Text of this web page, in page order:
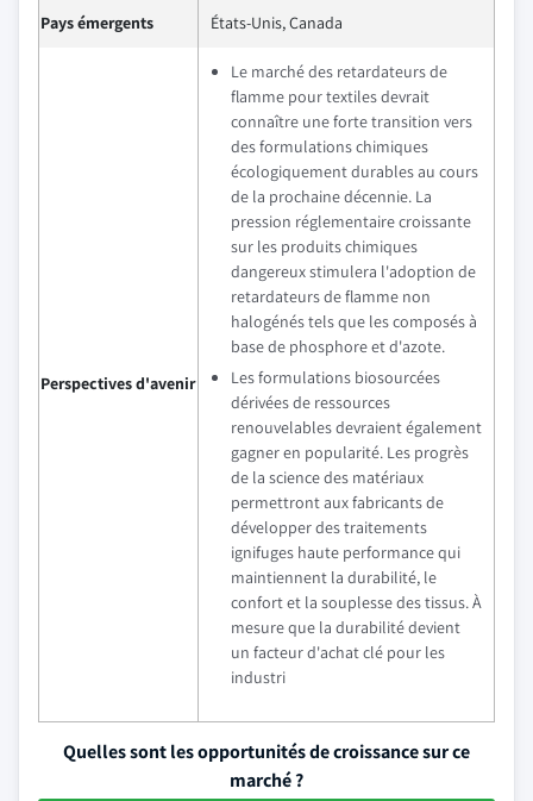
Pays émergents États-Unis, Canada
Perspectives d'avenir
Le marché des retardateurs de
flamme pour textiles devrait
connaître une forte transition vers
des formulations chimiques
écologiquement durables au cours
de la prochaine décennie. La
pression réglementaire croissante
sur les produits chimiques
dangereux stimulera l'adoption de
retardateurs de flamme non
halogénés tels que les composés à
base de phosphore et d'azote.
Les formulations biosourcées
dérivées de ressources
renouvelables devraient également
gagner en popularité. Les progrès
de la science des matériaux
permettront aux fabricants de
développer des traitements
ignifuges haute performance qui
maintiennent la durabilité, le
confort et la souplesse des tissus. À
mesure que la durabilité devient
un facteur d'achat clé pour les
industri
Quelles sont les opportunités de croissance sur ce
marché ?